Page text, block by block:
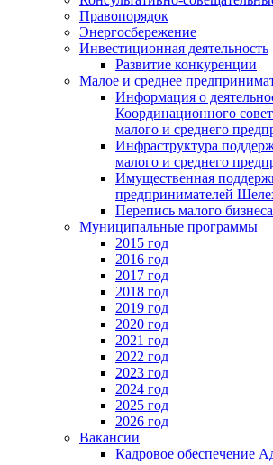
Правопорядок
Энергосбережение
Инвестиционная деятельность
Развитие конкуренции
Малое и среднее
Информация о
Координационного
малого и среднего
Инфраструктура
малого и среднего
Имущественная
предпринимателей
Перепись малого бизнеса
Муниципальные программы
2015 год
2016 год
2017 год
2018 год
2019 год
2020 год
2021 год
2022 год
2023 год
2024 год
2025 год
2026 год
Вакансии
Кадровое обеспечение